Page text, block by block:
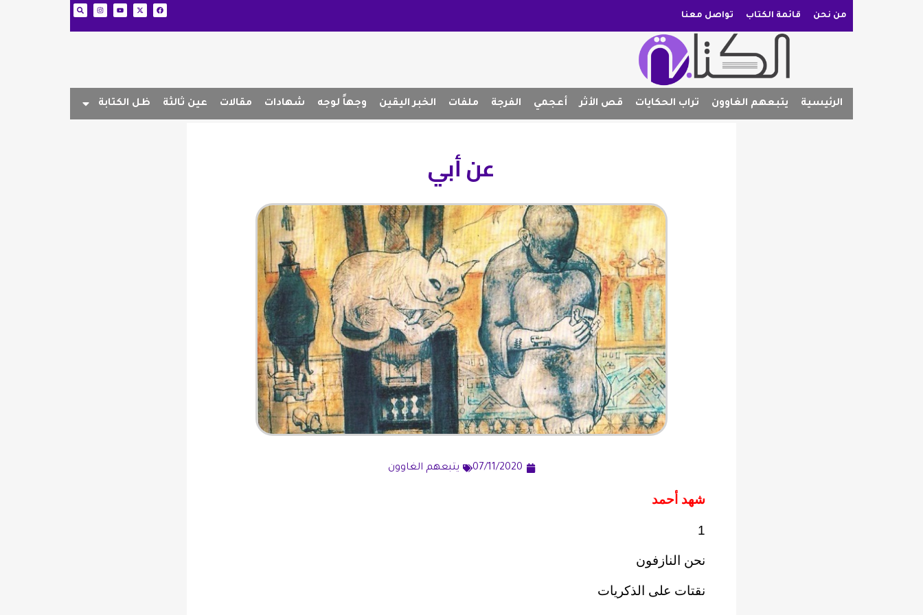
من نحن قائمة الكتاب تواصل معنا
الرئيسية يتبعهم الغاوون تراب الحكايات قص الأثر أعجمي الفرجة ملفات الخبر اليقين وجهاً لوجه شهادات مقالات عين ثالثة ظل الكتابة
عن أبي
07/11/2020 يتبعهم الغاوون
شهد أحمد
1
نحن النازفون
نقتات على الذكريات